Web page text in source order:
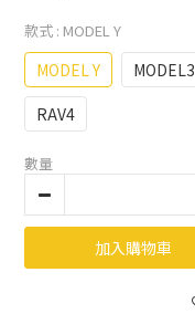
款式 : MODEL Y
MODEL Y MODEL3
RAV4
數量
加入購物車